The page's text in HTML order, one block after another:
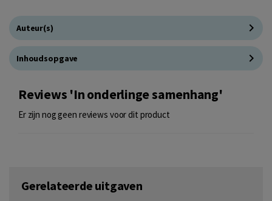
Auteur(s)
Inhoudsopgave
Reviews 'In onderlinge samenhang'
Er zijn nog geen reviews voor dit product
Gerelateerde uitgaven